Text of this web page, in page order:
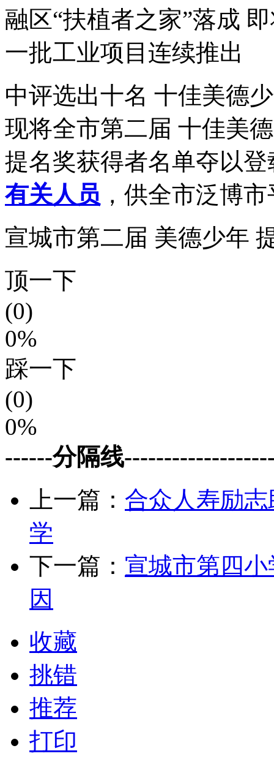
融区“扶植者之家”落成
一批工业项目连续推出
中评选出十名 十佳美德
现将全市第二届 十佳美
提名奖获得者名单夺以登
有关人员 ，供全市泛博
宣城市第二届 美德少年
顶一下
(0)
0%
踩一下
(0)
0%
------分隔线
上一篇： 合众人寿励
学
下一篇： 宣城市第四
因
收藏
挑错
推荐
打印